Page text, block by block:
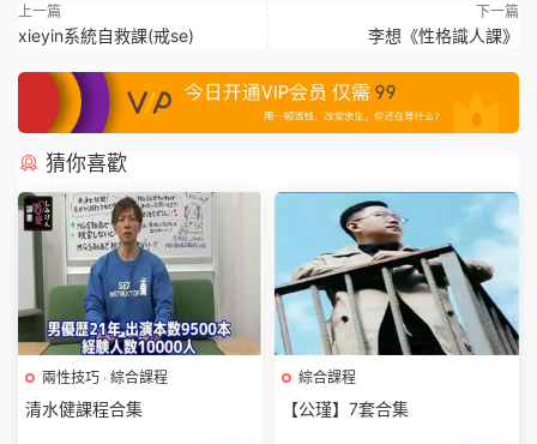
上一篇
xieyin系統自救課(戒se)
下一篇
李想《性格識人課》
猜你喜歡
兩性技巧 · 綜合課程
清水健課程合集
綜合課程
【公瑾】7套合集